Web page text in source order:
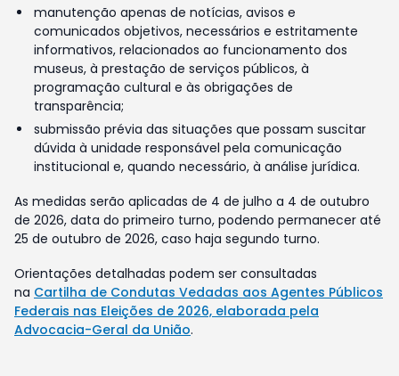
manutenção apenas de notícias, avisos e
comunicados objetivos, necessários e estritamente
informativos, relacionados ao funcionamento dos
museus, à prestação de serviços públicos, à
programação cultural e às obrigações de
transparência;
submissão prévia das situações que possam suscitar
dúvida à unidade responsável pela comunicação
institucional e, quando necessário, à análise jurídica.
As medidas serão aplicadas de 4 de julho a 4 de outubro
de 2026, data do primeiro turno, podendo permanecer até
25 de outubro de 2026, caso haja segundo turno.
Orientações detalhadas podem ser consultadas
na Cartilha de Condutas Vedadas aos Agentes Públicos
Federais nas Eleições de 2026, elaborada pela
Advocacia-Geral da União.